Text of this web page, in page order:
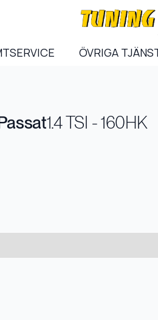
ÖVRIGA
1.4 TSI - 160HK